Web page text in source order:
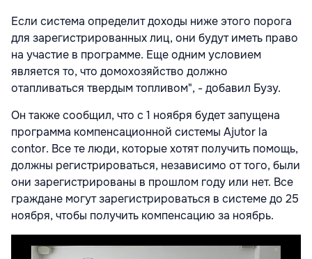
Если система определит доходы ниже этого порога
для зарегистрированных лиц, они будут иметь право
на участие в программе. Еще одним условием
является то, что домохозяйство должно
отапливаться твердым топливом", - добавил Бузу.
Он также сообщил, что с 1 ноября будет запущена
программа компенсационной системы Ajutor la
contor. Все те люди, которые хотят получить помощь,
должны регистрироваться, независимо от того, были
они зарегистрированы в прошлом году или нет. Все
граждане могут зарегистрироваться в системе до 25
ноября, чтобы получить компенсацию за ноябрь.